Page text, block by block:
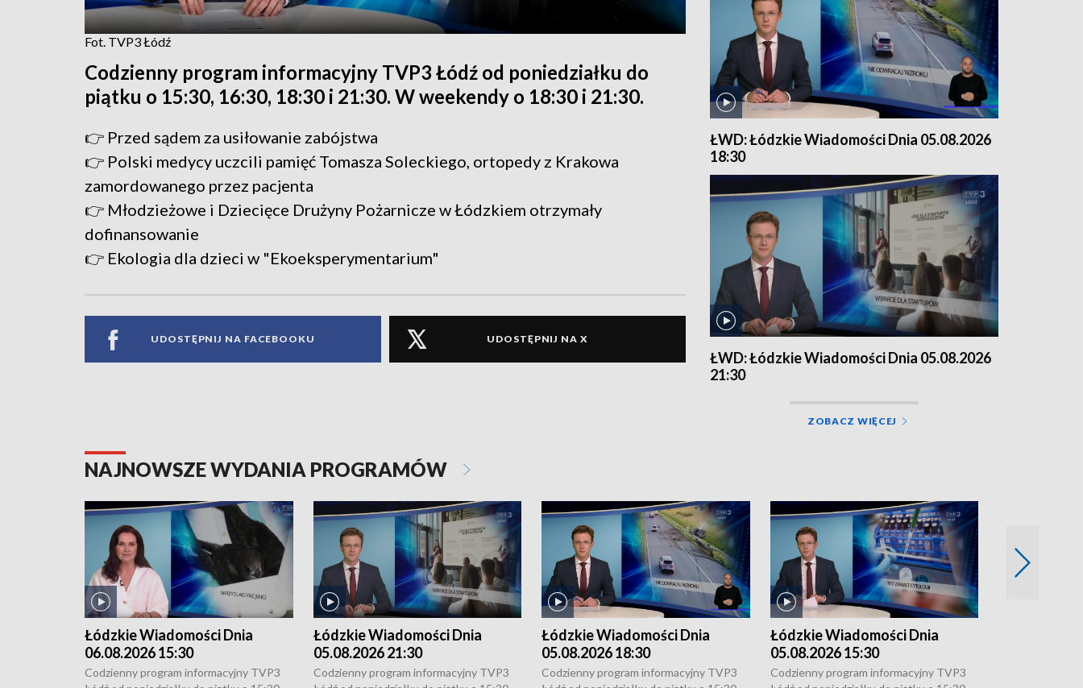
Fot. TVP3 Łódź
Codzienny program informacyjny TVP3 Łódź od poniedziałku do
piątku o 15:30, 16:30, 18:30 i 21:30. W weekendy o 18:30 i 21:30.
👉 Przed sądem za usiłowanie zabójstwa
👉 Polski medycy uczcili pamięć Tomasza Soleckiego, ortopedy z Krakowa
zamordowanego przez pacjenta
👉 Młodzieżowe i Dziecięce Drużyny Pożarnicze w Łódzkiem otrzymały
dofinansowanie
👉 Ekologia dla dzieci w "Ekoeksperymentarium"
UDOSTĘPNIJ NA FACEBOOKU UDOSTĘPNIJ NA X
ŁWD: Łódzkie Wiadomości Dnia 05.08.2026
18:30
ŁWD: Łódzkie Wiadomości Dnia 05.08.2026
21:30
ZOBACZ WIĘCEJ
NAJNOWSZE WYDANIA PROGRAMÓW
Łódzkie Wiadomości Dnia
06.08.2026 15:30
Codzienny program informacyjny TVP3
Łódzkie Wiadomości Dnia
05.08.2026 21:30
Codzienny program informacyjny TVP3
Łódzkie Wiadomości Dnia
05.08.2026 18:30
Codzienny program informacyjny TVP3
Łódzkie Wiadomości Dnia
05.08.2026 15:30
Codzienny program informacyjny TVP3